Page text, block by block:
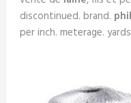
discontinued. brand.
per inch. meterage.